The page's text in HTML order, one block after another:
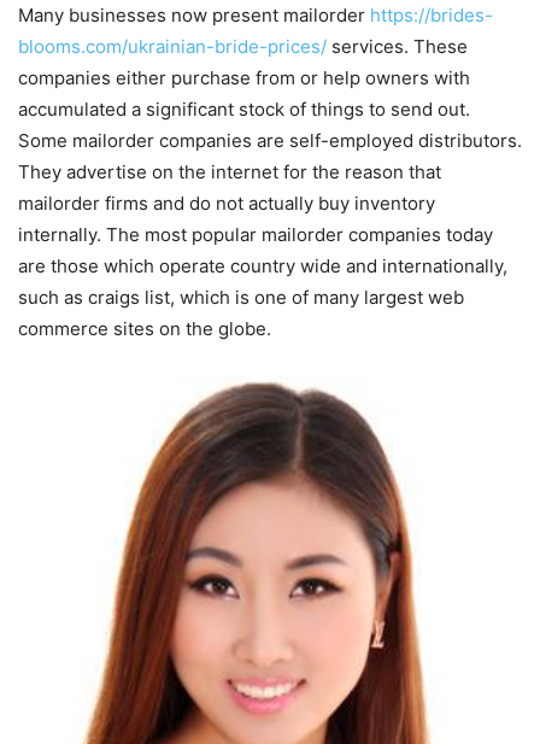
Many businesses now present mailorder https://brides-
blooms.com/ukrainian-bride-prices/ services. These
companies either purchase from or help owners with
accumulated a significant stock of things to send out.
Some mailorder companies are self-employed distributors.
They advertise on the internet for the reason that
mailorder firms and do not actually buy inventory
internally. The most popular mailorder companies today
are those which operate country wide and internationally,
such as craigs list, which is one of many largest web
commerce sites on the globe.